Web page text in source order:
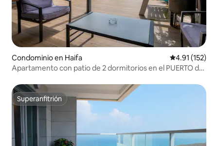
Condominio en Haifa Calificación
4.91 (152)
Apartamento con patio de 2 dormitorios en el PUERTO de
Superanfitrión
Superanfitrión